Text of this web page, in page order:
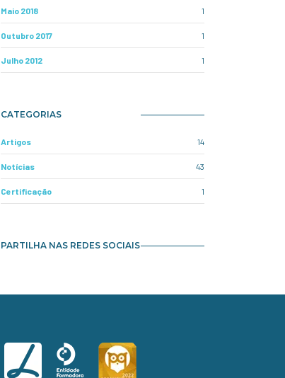
Maio 2018 1
Outubro 2017 1
Julho 2012 1
CATEGORIAS
Artigos 14
Notícias 43
Certificação 1
PARTILHA NAS REDES SOCIAIS